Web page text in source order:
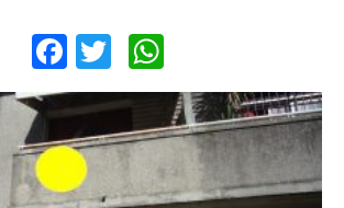
Facebook
Twitter